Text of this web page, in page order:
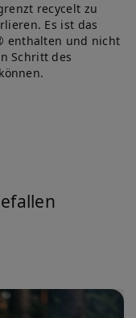
recycelt zu
Es ist das
enthalten und nicht
Schritt des